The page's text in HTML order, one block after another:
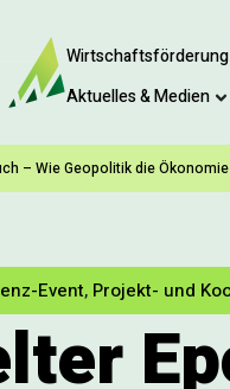
Wirtschaftsförderung
Aktuelles & Medien
– Wie Geopolitik die
Event, Projekt- und